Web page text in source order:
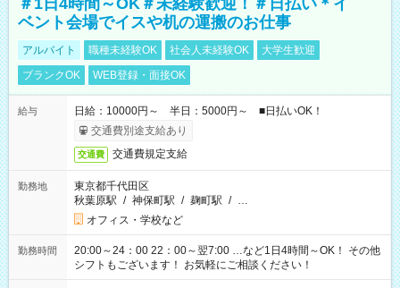
＃1日4時間～OK＃未経験歓迎！＃日払い＊イ
ベント会場でイスや机の運搬のお仕事
アルバイト 職種未経験OK 社会人未経験OK
大学生歓迎
ブランクOK
WEB登録・面接OK
給与
日給：10000円～ 半日：5000円～ ■日払いOK！
交通費別途支給あり
交通費 交通費規定支給
勤務地
東京都千代田区
秋葉原駅 / 神保町駅 / 麹町駅 / …
オフィス・学校など
勤務時間
20:00～24：00 22：00～翌7:00 …など1日4時間～OK！ その他
シフトもございます！ お気軽にご相談ください！